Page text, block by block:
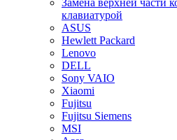
Замена верхней части
клавиатурой
ASUS
Hewlett Packard
Lenovo
DELL
Sony VAIO
Xiaomi
Fujitsu
Fujitsu Siemens
MSI